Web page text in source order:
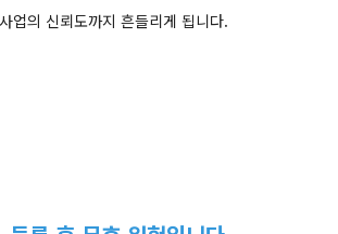
업의 신뢰도까지 흔들리게 됩니다.